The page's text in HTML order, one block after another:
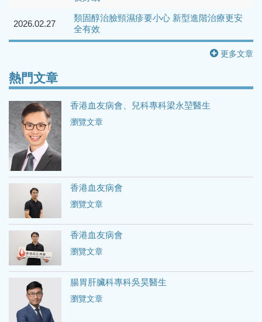
2026.02.27
類固醇治臉頸濕疹要小心 新型進階治療更安
全有效
更多文章
熱門文章
香港血友病會、兒科專科梁永堃醫生
瀏覽文章
香港血友病會
瀏覽文章
香港血友病會
瀏覽文章
腸胃肝臟科專科吳昊醫生
瀏覽文章